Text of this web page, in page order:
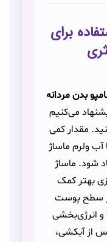
برای
بدن مردانه
می‌کنیم
مقدار کمی
آب ولرم ماساژ
شود. ماساژ
بهتر کمک
سطح پوست
انرژی‌بخشی
از آبکشی،